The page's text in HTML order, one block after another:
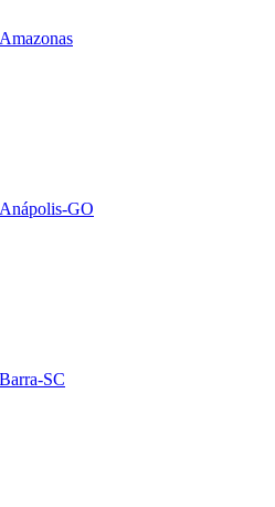
Amazonas
Anápolis-GO
Barra-SC